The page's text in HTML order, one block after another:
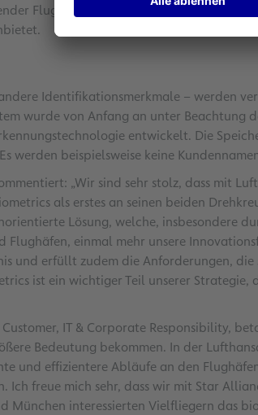
Flughäfen nutzen, wann immer sie mit
Identifikationsmerkmale – werden
wurde von Anfang an unter Beachtung
entwickelt. Die
werden beispielsweise keine
„Wir sind sehr stolz, dass mit
als erstes an seinen beiden
Lösung, welche, insbesondere
Flughäfen, einmal mehr unsere
und erfüllt zudem die Anforderungen,
ist ein wichtiger Teil unserer
IT & Corporate Responsibility,
Bedeutung bekommen. In der
und effizientere Abläufe an den
Ich freue mich sehr, dass wir mit Star
München interessierten Vielfliegern das